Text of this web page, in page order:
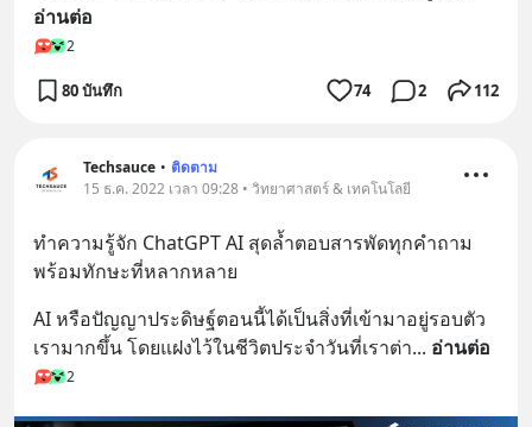
อ่านต่อ
2
80 บันทึก 74 2 112
Techsauce • ติดตาม
15 ธ.ค. 2022 เวลา 09:28 • วิทยาศาสตร์ & เทคโนโลยี
ทำความรู้จัก ChatGPT AI สุดล้ำตอบสารพัดทุกคำถาม
พร้อมทักษะที่หลากหลาย
AI หรือปัญญาประดิษฐ์ตอนนี้ได้เป็นสิ่งที่เข้ามาอยู่รอบตัว
เรามากขึ้น โดยแฝงไว้ในชีวิตประจำวันที่เราต่า... อ่านต่อ
2